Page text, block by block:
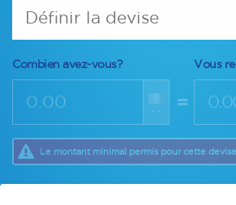
Définir la devise
Combien avez-vous? Vous
-- =
Le montant minimal permis pour cette